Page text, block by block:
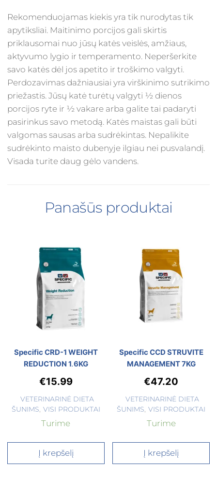
Rekomenduojamas kiekis yra tik nurodytas tik
apytiksliai. Maitinimo porcijos gali skirtis
priklausomai nuo jūsų katės veislės, amžiaus,
aktyvumo lygio ir temperamento. Neperšerkite
savo katės dėl jos apetito ir troškimo valgyti.
Perdozavimas dažniausiai yra virškinimo sutrikimo
priežastis. Jūsų katė turėtų valgyti ½ dienos
porcijos ryte ir ½ vakare arba galite tai padaryti
pasirinkus savo metodą. Katės maistas gali būti
valgomas sausas arba sudrėkintas. Nepalikite
sudrėkinto maisto dubenyje ilgiau nei pusvalandį.
Visada turite daug gėlo vandens.
Panašūs produktai
Specific CRD-1 WEIGHT
REDUCTION 1,6KG
€15.99
VETERINARINĖ DIETA
ŠUNIMS VISI PRODUKTAI
Turime
Į krepšelį
Specific CCD STRUVITE
MANAGEMENT 7KG
€47.20
VETERINARINĖ DIETA
ŠUNIMS VISI PRODUKTAI
Turime
Į krepšelį